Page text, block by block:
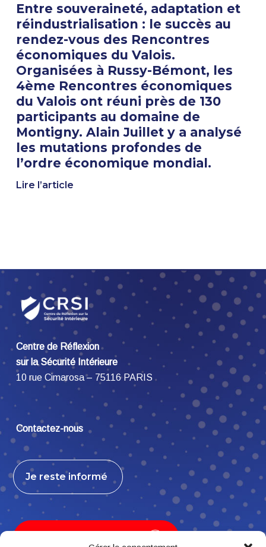
Entre souveraineté, adaptation et
réindustrialisation : le succès au
rendez-vous des Rencontres
économiques du Valois.
Organisées à Russy-Bémont, les
4ème Rencontres économiques
du Valois ont réuni près de 130
participants au domaine de
Montigny. Alain Juillet y a analysé
les mutations profondes de
l’ordre économique mondial.
Lire l’article
Centre de Réflexion
sur la Sécurité Intérieure
10 rue Cimarosa – 75116 PARIS
Contactez-nous
Je reste informé